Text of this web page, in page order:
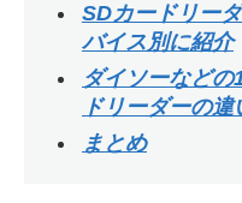
SDカードリー
バイス別に紹介
ダイソーなど
ドリーダーの違
まとめ